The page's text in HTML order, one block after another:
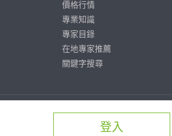
登入
價格行情
專業知識
專家目錄
在地專家推薦
關鍵字搜尋